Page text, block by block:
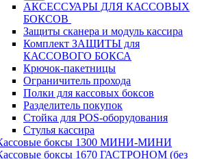
АКСЕССУАРЫ ДЛЯ КАССОВЫХ
БОКСОВ
Защиты сканера и модуль кассира
Комплект ЗАЩИТЫ для
КАССОВОГО БОКСА
Крючок-пакетницы
Ограничитель прохода
Полки для кассовых боксов
Разделитель покупок
Стойка для POS-оборудования
Стулья кассира
боксы 1300 МИНИ-МИНИ
боксы 1670 ГАСТРОНОМ (без